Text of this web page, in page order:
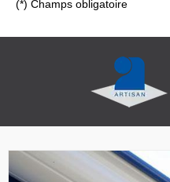
(*) Champs obligatoire